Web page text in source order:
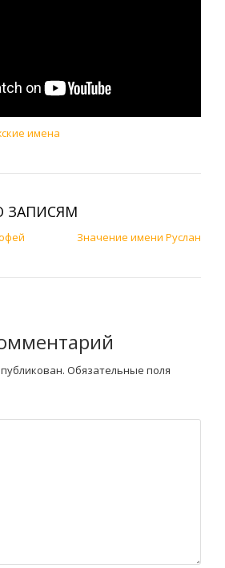
имена
ЗАПИСЯМ
Значение имени Руслан
Обязательные поля